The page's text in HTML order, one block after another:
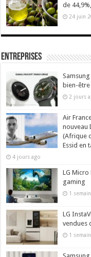
de
24 juin
Entreprises
bien-
2 jours
Air
nouveau
(Afrique
Essid en
4 jours ago
LG Micro
gaming
1
LG
vendues
1